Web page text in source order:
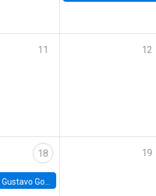
11 12
18
Gustavo González, Banco Central de Chile
19